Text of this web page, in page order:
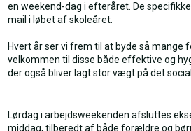
en weekend-dag i efteråret. De
mail i løbet af skoleåret.
Hvert år ser vi frem til at byde så
velkommen til disse både effektive og
der også bliver lagt stor vægt på det
Lørdag i arbejdsweekenden afsluttes
middag, tilberedt af både forældre og